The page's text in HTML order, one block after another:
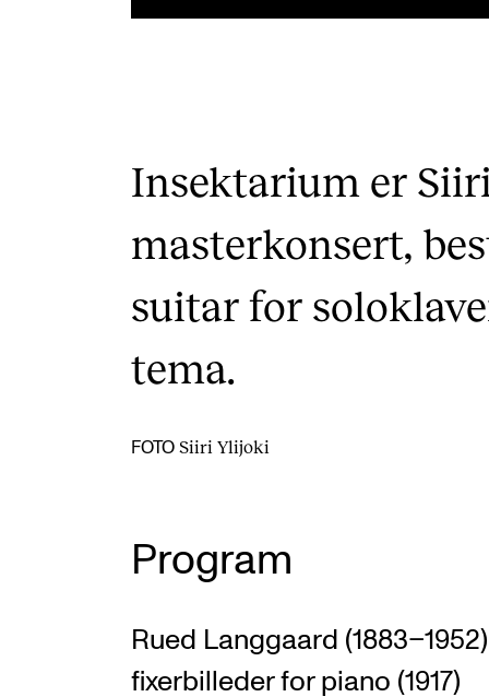
Insektarium er
masterkonsert,
suitar for
tema.
FOTO Siiri Ylijoki
Program
Rued Langgaard
fixerbilleder for piano (1917)